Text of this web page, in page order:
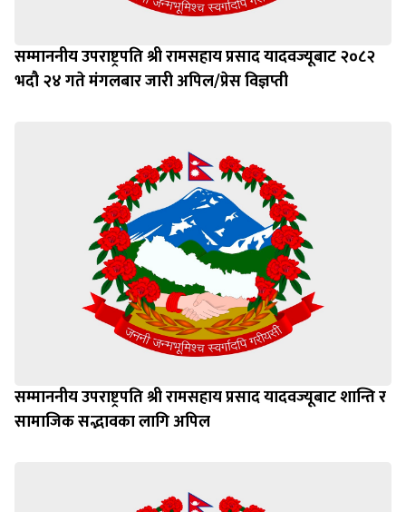
सम्माननीय उपराष्ट्रपति श्री रामसहाय प्रसाद यादवज्यूबाट २०८२
भदौ २४ गते मंगलबार जारी अपिल/प्रेस विज्ञप्ती
सम्माननीय उपराष्ट्रपति श्री रामसहाय प्रसाद यादवज्यूबाट शान्ति र
सामाजिक सद्भावका लागि अपिल